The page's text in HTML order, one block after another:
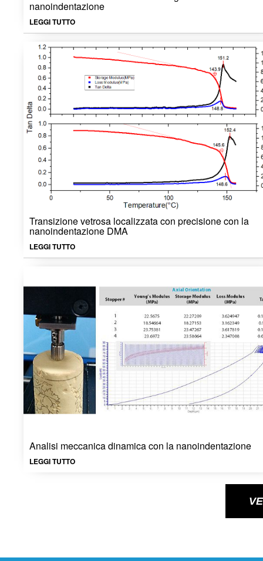
nanoindentazione
LEGGI TUTTO
Transizione vetrosa localizzata con precisione con la
nanoindentazione DMA
LEGGI TUTTO
Analisi meccanica dinamica con la nanoindentazione
LEGGI TUTTO